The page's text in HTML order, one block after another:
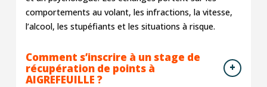
comportements au volant, les infractions, la vitesse,
l’alcool, les stupéfiants et les situations à risque.
Comment s’inscrire à un stage de
récupération de points à
AIGREFEUILLE ?